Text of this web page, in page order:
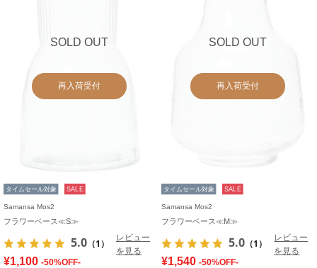
SOLD OUT
再入荷受付
タイムセール対象 SALE
Samansa Mos2
フラワーベース≪S≫
5.0 （1）
レビュー
を見る
¥1,100 -50%OFF-
SOLD OUT
再入荷受付
タイムセール対象 SALE
Samansa Mos2
フラワーベース≪M≫
5.0 （1）
レビュー
を見る
¥1,540 -50%OFF-